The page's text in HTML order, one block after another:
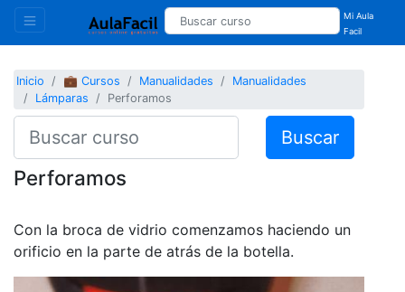
Mi Aula
Facil
Inicio 💼 Cursos Manualidades
Manualidades
Lámparas
Perforamos
Buscar
Perforamos
Con la broca de vidrio comenzamos haciendo un
orificio en la parte de atrás de la botella.